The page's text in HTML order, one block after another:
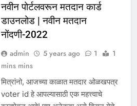
नवीन पोर्टलवरून मतदान कार्ड
डाउनलोड | नवीन मतदान
नोंदणी-2022
admin 5 years ago 1
1
mins mins
मित्रांनो, आजच्या काळात मतदार ओळखपत्र
voter id हे आपल्यासाठी एक महत्त्वाचे